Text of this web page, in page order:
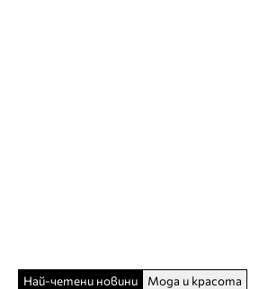
Най-четени новини Мода и красота